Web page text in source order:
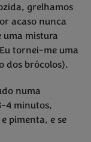
grelhamos
acaso nunca
uma mistura
tornei-me uma
dos brócolos).
numa
4 minutos,
pimenta, e se